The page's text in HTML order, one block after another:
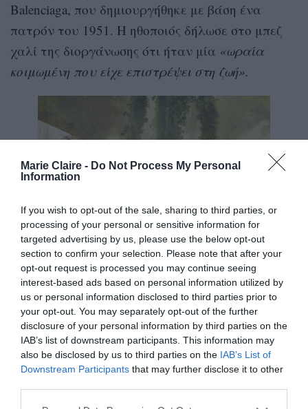
Marie Claire - Do Not Process My Personal
Information
If you wish to opt-out of the sale, sharing to third parties, or
processing of your personal or sensitive information for
targeted advertising by us, please use the below opt-out
section to confirm your selection. Please note that after your
opt-out request is processed you may continue seeing
interest-based ads based on personal information utilized by
us or personal information disclosed to third parties prior to
your opt-out. You may separately opt-out of the further
disclosure of your personal information by third parties on the
IAB’s list of downstream participants. This information may
also be disclosed by us to third parties on the IAB’s List of
Downstream Participants that may further disclose it to other
Balenciaga, που δημιουργήθηκε με βάση ένα
πατρόν του 1951. H ηθοποιός δήλωσε στο μπεζ
χαλί της διοργάνωσης ότι ήταν μία «ωραία
κοιμωμένη που είχε επιστρέψει στη ζωή».